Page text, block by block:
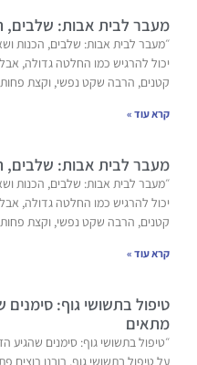
מעבר לבית אבות: שלבים,
״מעבר לבית אבות: שלבים, הכנות
יכול להרגיש כמו החלטה גדולה,
קטנים, הרבה שקט נפשי, וקצת
קרא עוד »
מעבר לבית אבות: שלבים,
״מעבר לבית אבות: שלבים, הכנות
יכול להרגיש כמו החלטה גדולה,
קטנים, הרבה שקט נפשי, וקצת
קרא עוד »
טיפול בתשושי גוף:
מתאים
״טיפול בתשושי גוף: סימנים
על טיפול בתשושי גוף, רובנו רוצים